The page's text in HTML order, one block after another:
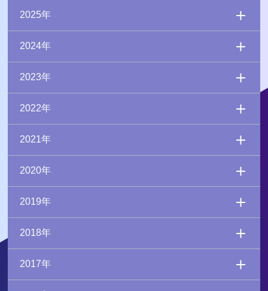
2025年
2024年
2023年
2022年
2021年
2020年
2019年
2018年
2017年